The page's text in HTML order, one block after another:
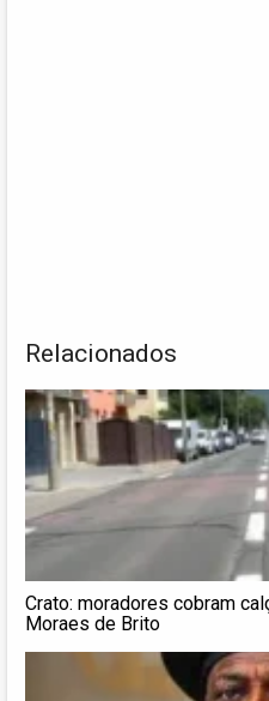
Relacionados
Crato: moradores cobram
Moraes de Brito